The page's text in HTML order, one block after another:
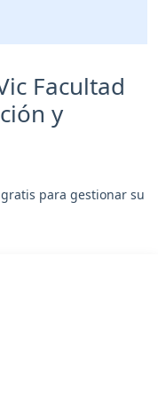
Facultad
y
para gestionar su